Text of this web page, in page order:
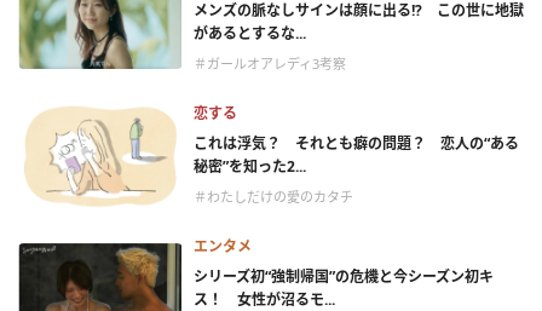
メンズの脈なしサインは顔に出る!? この世に地獄
があるとするな...
＃ガールオアレディ3考察
恋する
これは浮気？ それとも癖の問題？ 恋人の“ある
秘密”を知った2...
＃わたしだけの愛のカタチ
エンタメ
シリーズ初“強制帰国”の危機と今シーズン初キ
ス！ 女性が沼るモ...